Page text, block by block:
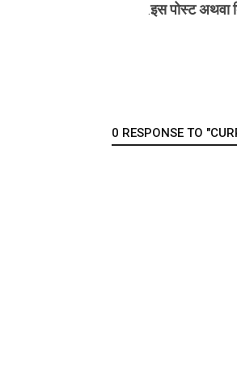
.इस पोस्ट अथवा
0 RESPONSE TO